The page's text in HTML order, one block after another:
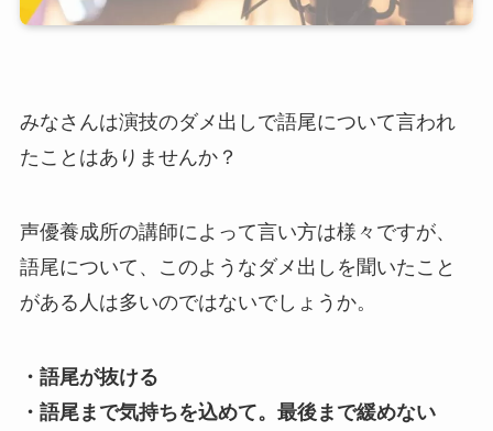
みなさんは演技のダメ出しで語尾について言われ
たことはありませんか？
声優養成所の講師によって言い方は様々ですが、
語尾について、このようなダメ出しを聞いたこと
がある人は多いのではないでしょうか。
・語尾が抜ける
・語尾まで気持ちを込めて。最後まで緩めない